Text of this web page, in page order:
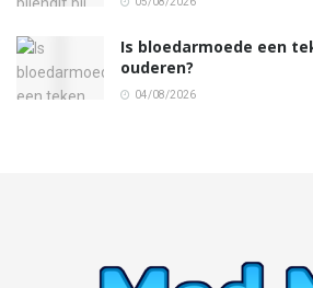
Is bloedarmoede een
ouderen?
04/08/2026